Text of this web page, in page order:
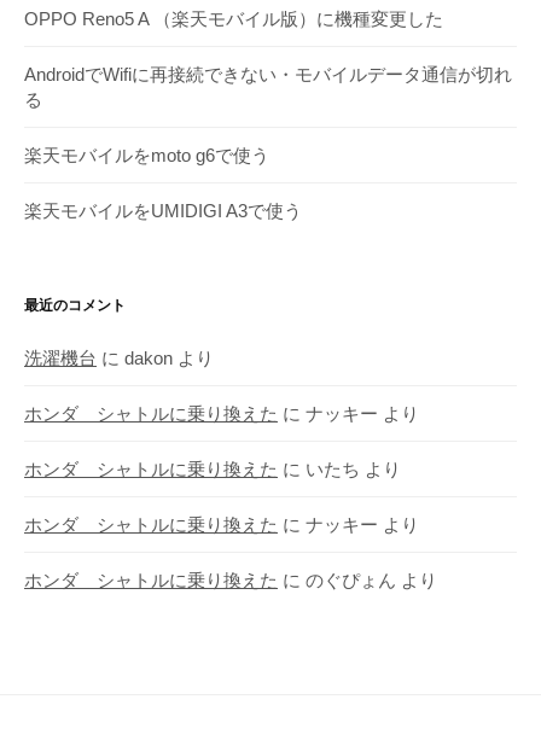
OPPO Reno5 A （楽天モバイル版）に機種変更した
AndroidでWifiに再接続できない・モバイルデータ通信が切れ
る
楽天モバイルをmoto g6で使う
楽天モバイルをUMIDIGI A3で使う
最近のコメント
洗濯機台 に dakon より
ホンダ シャトルに乗り換えた に ナッキー より
ホンダ シャトルに乗り換えた に いたち より
ホンダ シャトルに乗り換えた に ナッキー より
ホンダ シャトルに乗り換えた に のぐぴょん より